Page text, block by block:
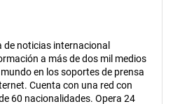
de noticias internacional
a más de dos mil medios
en los soportes de prensa
Cuenta con una red con
60 nacionalidades. Opera 24